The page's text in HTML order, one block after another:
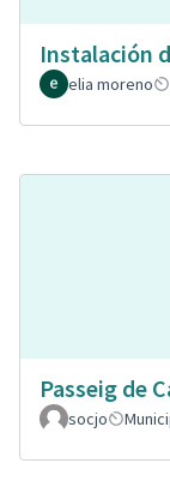
Instalación
elia moreno
Passeig de
socjo